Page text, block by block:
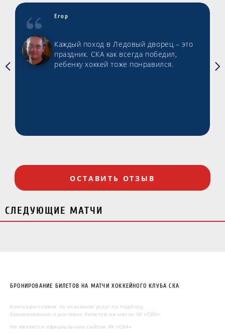
Егор
Каждый поход в Ледовый дворец – это
праздник. СКА как всегда победил,
ребенку хоккей тоже понравился.
ОСТАВИТЬ ОТЗЫВ
СЛЕДУЮЩИЕ МАТЧИ
БРОНИРОВАНИЕ БИЛЕТОВ НА МАТЧИ ХОККЕЙНОГО КЛУБА СКА
Консьерж-сервис по оказанию услуг по подбору,
бронированию и доставке билетов на матчи ХК «СКА».
Не является официальным сайтом ХК «СКА»